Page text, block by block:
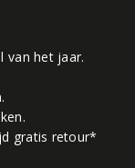
van het jaar.
gratis retour*